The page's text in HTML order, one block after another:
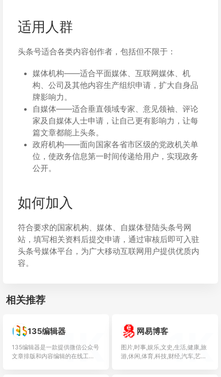
适用人群
头条号适合各类内容创作者，包括但不限于：
媒体机构——适合平面媒体、互联网媒体、机
构、公司及其他内容生产组织申请，扩大自身品
牌影响力。
自媒体——适合垂直领域专家、意见领袖、评论
家及自媒体人士申请，让自己更有影响力，让每
篇文章都能上头条。
政府机构——面向国家各省市区级的党政机关单
位，使政务信息第一时间传递给用户，实现政务
公开。
如何加入
符合要求的国家机构、媒体、自媒体登陆头条号网
站，填写相关资料后提交申请，通过审核后即可入驻
头条号媒体平台，为广大移动互联网用户提供优质内
容。
相关推荐
135编辑器
135编辑器是一款提供微信公众号
文章排版和内容编辑的在线工
1K 网易博客
图片,时事,娱乐,文史,生活,健康,旅
游,休闲,体育,科技,财经,汽车,艺术,
1K